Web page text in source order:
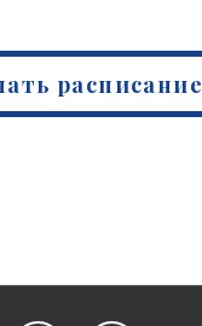
расписание